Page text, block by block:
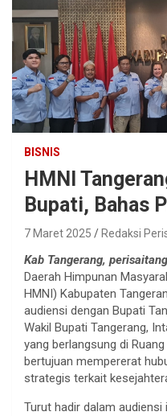
BISNIS
HMNI
Bupati, Bahas
7 Maret 2025 Redaksi
Kab Tangerang,
Daerah Himpunan
HMNI) Kabupaten
audiensi dengan Bupati
Wakil Bupati Tangerang,
yang berlangsung di
bertujuan mempererat
strategis terkait
Turut hadir dalam